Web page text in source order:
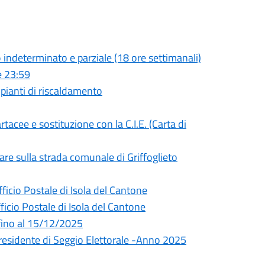
e parziale (18 ore settimanali)
23:59
di riscaldamento
e sostituzione con la C.I.E. (Carta di
sulla strada comunale di Griffoglieto
Postale di Isola del Cantone
Postale di Isola del Cantone
al 15/12/2025
di Seggio Elettorale -Anno 2025